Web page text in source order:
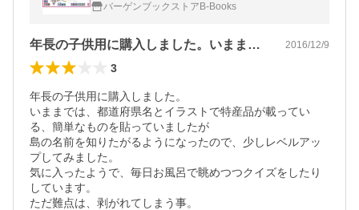
バーゲンブックストアB-Books
年長の子供用に購入しました。いままでは… 2016/12/9
3
年長の子供用に購入しました。
いままでは、都道府県名とイラストで特産品が載ってい
る、簡単なものを貼っていましたが
島の名前を知りたがるようになったので、少しレベルアッ
プしてみました。
気に入ったようで、毎日お風呂で眺めつつクイズをしたり
しています。
ただ難点は、剥がれてしまう事。